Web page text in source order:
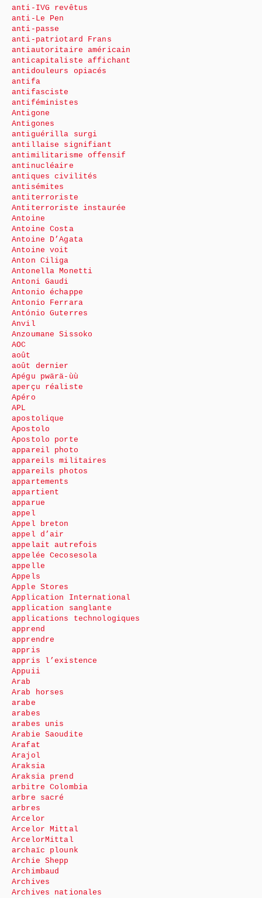
anti-IVG revêtus
anti-Le Pen
anti-passe
anti-patriotard Frans
antiautoritaire américain
anticapitaliste affichant
antidouleurs opiacés
antifa
antifasciste
antiféministes
Antigone
Antigones
antiguérilla surgi
antillaise signifiant
antimilitarisme offensif
antinucléaire
antiques civilités
antisémites
antiterroriste
Antiterroriste instaurée
Antoine
Antoine Costa
Antoine D’Agata
Antoine voit
Anton Ciliga
Antonella Monetti
Antoni Gaudi
Antonio échappe
Antonio Ferrara
António Guterres
Anvil
Anzoumane Sissoko
AOC
août
août dernier
Apégu pwärä-ùù
aperçu réaliste
Apéro
APL
apostolique
Apostolo
Apostolo porte
appareil photo
appareils militaires
appareils photos
appartements
appartient
apparue
appel
Appel breton
appel d’air
appelait autrefois
appelée Cecosesola
appelle
Appels
Apple Stores
Application International
application sanglante
applications technologiques
apprend
apprendre
appris
appris l’existence
Appuii
Arab
Arab horses
arabe
arabes
arabes unis
Arabie Saoudite
Arafat
Arajol
Araksia
Araksia prend
arbitre Colombia
arbre sacré
arbres
Arcelor
Arcelor Mittal
ArcelorMittal
archaïc plounk
Archie Shepp
Archimbaud
Archives
Archives nationales